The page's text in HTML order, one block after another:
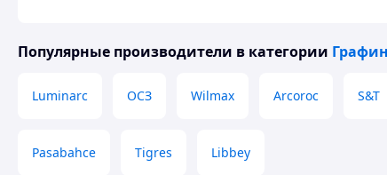
Популярные производители в категории
Luminarc ОСЗ Wilmax Arcoroc S&T
Pasabahce Tigres Libbey